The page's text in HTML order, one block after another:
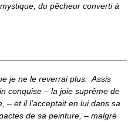
du pêcheur converti à
je ne le reverrai plus. Assis
conquise – la joie suprême de
et il l’acceptait en lui dans sa
de sa peinture, – malgré